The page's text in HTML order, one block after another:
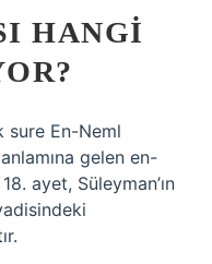
HANGI
sure En-Neml
gelen en-
ayet, Süleyman’ın